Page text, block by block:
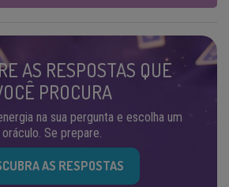
AS RESPOSTAS QUE
PROCURA
na sua pergunta e escolha um
oráculo. Se prepare.
AS RESPOSTAS